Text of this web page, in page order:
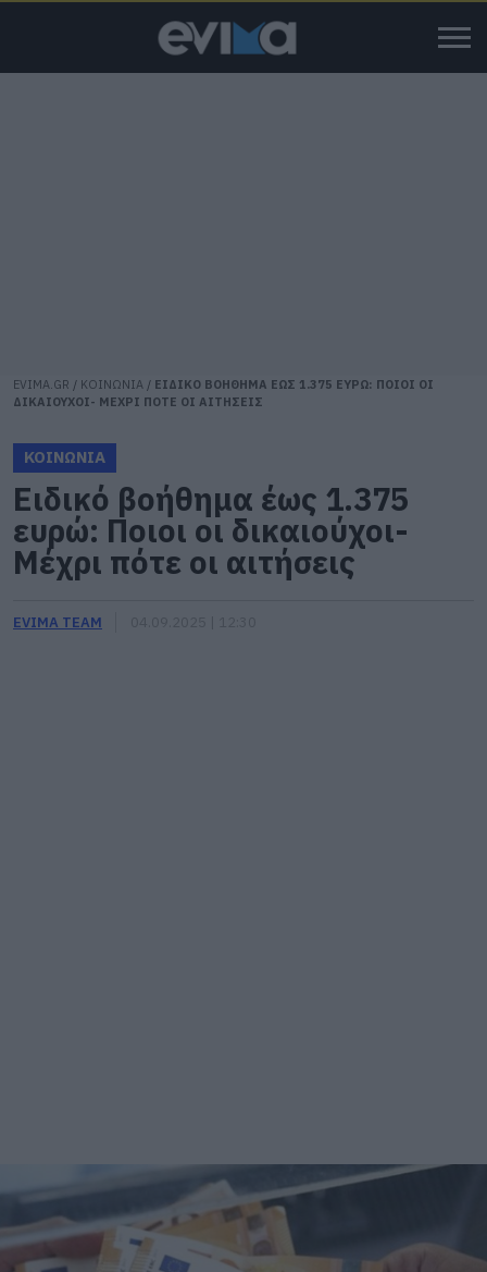
EVIMA.GR / ΚΟΙΝΩΝΙΑ / ΕΙΔΙΚΟ ΒΟΗΘΗΜΑ ΕΩΣ 1.375 ΕΥΡΩ: ΠΟΙΟΙ ΟΙ
ΔΙΚΑΙΟΥΧΟΙ- ΜΕΧΡΙ ΠΟΤΕ ΟΙ ΑΙΤΗΣΕΙΣ
ΚΟΙΝΩΝΙΑ
Ειδικό βοήθημα έως 1.375
ευρώ: Ποιοι οι δικαιούχοι-
Μέχρι πότε οι αιτήσεις
EVIMA TEAM